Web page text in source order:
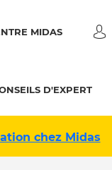
MIDAS
D'EXPERT
chez Midas